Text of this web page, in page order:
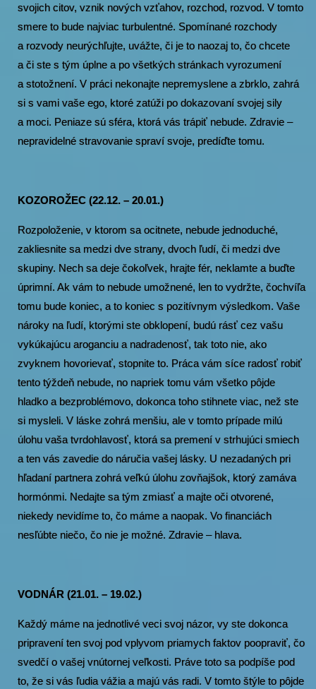
svojich citov, vznik nových vzťahov, rozchod, rozvod. V tomto
smere to bude najviac turbulentné. Spomínané rozchody
a rozvody neurýchľujte, uvážte, či je to naozaj to, čo chcete
a či ste s tým úplne a po všetkých stránkach vyrozumení
a stotožnení. V práci nekonajte nepremyslene a zbrklo, zahrá
si s vami vaše ego, ktoré zatúži po dokazovaní svojej sily
a moci. Peniaze sú sféra, ktorá vás trápiť nebude. Zdravie –
nepravidelné stravovanie spraví svoje, predíďte tomu.
KOZOROŽEC (22.12. – 20.01.)
Rozpoloženie, v ktorom sa ocitnete, nebude jednoduché,
zakliesnite sa medzi dve strany, dvoch ľudí, či medzi dve
skupiny. Nech sa deje čokoľvek, hrajte fér, neklamte a buďte
úprimní. Ak vám to nebude umožnené, len to vydržte, čochvíľa
tomu bude koniec, a to koniec s pozitívnym výsledkom. Vaše
nároky na ľudí, ktorými ste obklopení, budú rásť cez vašu
vykúkajúcu aroganciu a nadradenosť, tak toto nie, ako
zvyknem hovorievať, stopnite to. Práca vám síce radosť robiť
tento týždeň nebude, no napriek tomu vám všetko pôjde
hladko a bezproblémovo, dokonca toho stihnete viac, než ste
si mysleli. V láske zohrá menšiu, ale v tomto prípade milú
úlohu vaša tvrdohlavosť, ktorá sa premení v strhujúci smiech
a ten vás zavedie do náručia vašej lásky. U nezadaných pri
hľadaní partnera zohrá veľkú úlohu zovňajšok, ktorý zamáva
hormónmi. Nedajte sa tým zmiasť a majte oči otvorené,
niekedy nevidíme to, čo máme a naopak. Vo financiách
nesľúbte niečo, čo nie je možné. Zdravie – hlava.
VODNÁR (21.01. – 19.02.)
Každý máme na jednotlivé veci svoj názor, vy ste dokonca
pripravení ten svoj pod vplyvom priamych faktov poopraviť, čo
svedčí o vašej vnútornej veľkosti. Práve toto sa podpíše pod
to, že si vás ľudia vážia a majú vás radi. V tomto štýle to pôjde